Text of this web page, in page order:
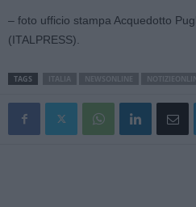
– foto ufficio stampa Acquedotto
(ITALPRESS).
TAGS